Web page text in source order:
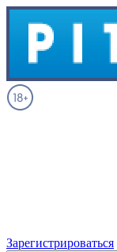
Зарегистрироваться